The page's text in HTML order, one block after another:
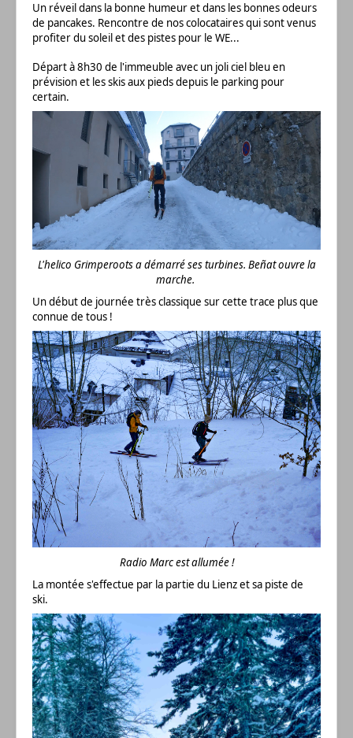
Un réveil dans la bonne humeur et dans les bonnes odeurs
de pancakes. Rencontre de nos colocataires qui sont venus
profiter du soleil et des pistes pour le WE...
Départ à 8h30 de l'immeuble avec un joli ciel bleu en
prévision et les skis aux pieds depuis le parking pour
certain.
L'helico Grimperoots a démarré ses turbines. Beñat ouvre la
marche.
Un début de journée très classique sur cette trace plus que
connue de tous !
Radio Marc est allumée !
La montée s'effectue par la partie du Lienz et sa piste de
ski.